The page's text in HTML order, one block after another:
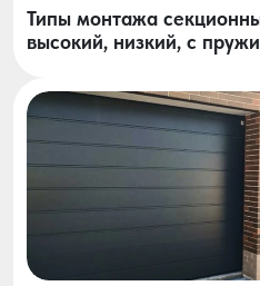
Типы монтажа
высокий, низкий, с